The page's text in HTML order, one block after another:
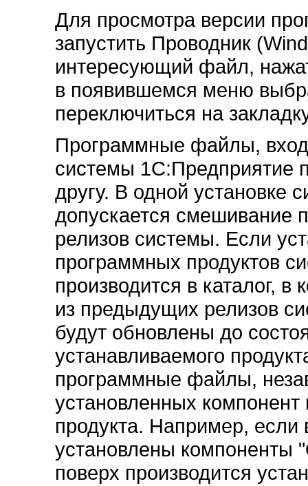
Для просмотра версии
запустить Проводник
интересующий файл,
в появившемся меню
переключиться на
Программные файлы,
системы 1С:Предприятие
другу. В одной установке
допускается смешивание
релизов системы. Если
программных продуктов
производится в каталог,
из предыдущих релизов
будут обновлены до
устанавливаемого
программные файлы,
установленных компонент
продукта. Например, если
установлены компоненты
поверх производится